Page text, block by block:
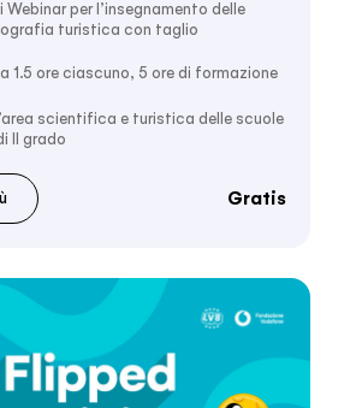
per l’insegnamento delle
turistica con taglio
1.5 ore ciascuno, 5 ore di formazione
scientifica e turistica delle scuole
II grado
Gratis